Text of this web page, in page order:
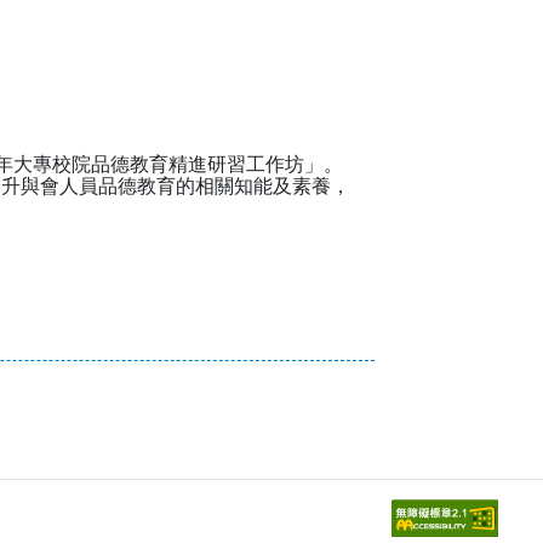
專校院品德教育精進研習工作坊」。
與會人員品德教育的相關知能及素養，